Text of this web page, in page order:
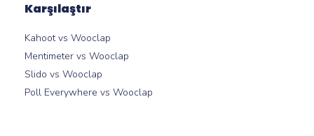
Karşılaştır
Kahoot vs Wooclap
Mentimeter vs Wooclap
Slido vs Wooclap
Poll Everywhere vs Wooclap